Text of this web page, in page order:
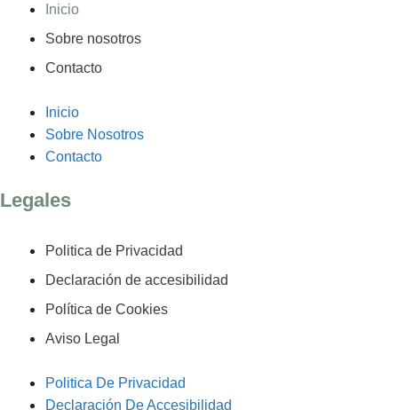
Inicio
Sobre nosotros
Contacto
Inicio
Sobre Nosotros
Contacto
Legales
Politica de Privacidad
Declaración de accesibilidad
Política de Cookies
Aviso Legal
Politica De Privacidad
Declaración De Accesibilidad